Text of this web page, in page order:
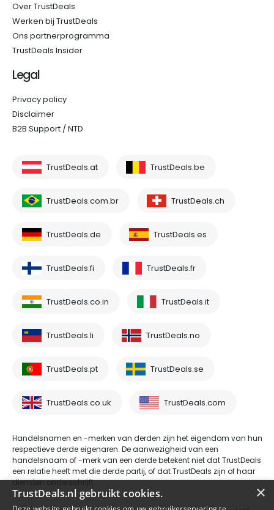
Over TrustDeals
Werken bij TrustDeals
Ons partnerprogramma
TrustDeals Insider
Legal
Privacy policy
Disclaimer
B2B Support / NTD
TrustDeals.at TrustDeals.be
TrustDeals.com.br TrustDeals.ch
TrustDeals.de TrustDeals.es
TrustDeals.fi TrustDeals.fr
TrustDeals.co.in TrustDeals.it
TrustDeals.li TrustDeals.no
TrustDeals.pt TrustDeals.se
TrustDeals.co.uk TrustDeals.com
Handelsnamen en -merken van derden zijn het eigendom van hun
respectieve derde eigenaren. De aanwezigheid van een
handelsnaam of -merk van een derde betekent niet dat TrustDeals
een relatie heeft met die derde partij, of dat TrustDeals zijn of haar
diensten onderschrijft.
×
TrustDeals.nl gebruikt cookies.